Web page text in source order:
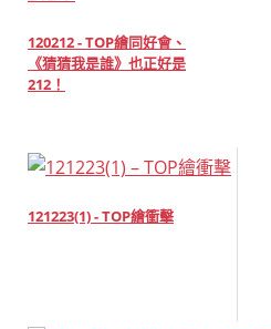
120212 - TOP繪同好會、
《猜猜我是誰》也正好是
212！
121223(1) - TOP繪衝擊